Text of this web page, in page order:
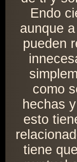
Endo
aunque
pueden
como
hechas
esto
tiene